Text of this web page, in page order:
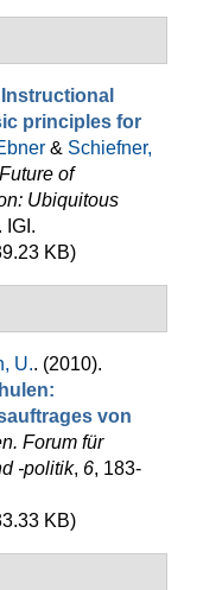
Instructional
principles for
& Schiefner,
of
Ubiquitous
. IGI.
KB)
U.. (2010).
von
Forum für
-politik, 6, 183-
KB)